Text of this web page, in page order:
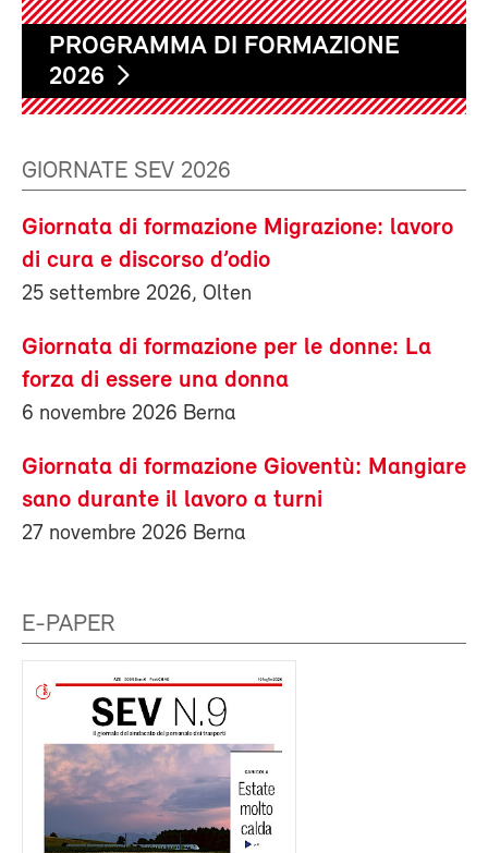
PROGRAMMA DI FORMAZIONE
2026
GIORNATE SEV 2026
Giornata di formazione Migrazione: lavoro
di cura e discorso d’odio
25 settembre 2026, Olten
Giornata di formazione per le donne: La
forza di essere una donna
6 novembre 2026 Berna
Giornata di formazione Gioventù: Mangiare
sano durante il lavoro a turni
27 novembre 2026 Berna
E-PAPER